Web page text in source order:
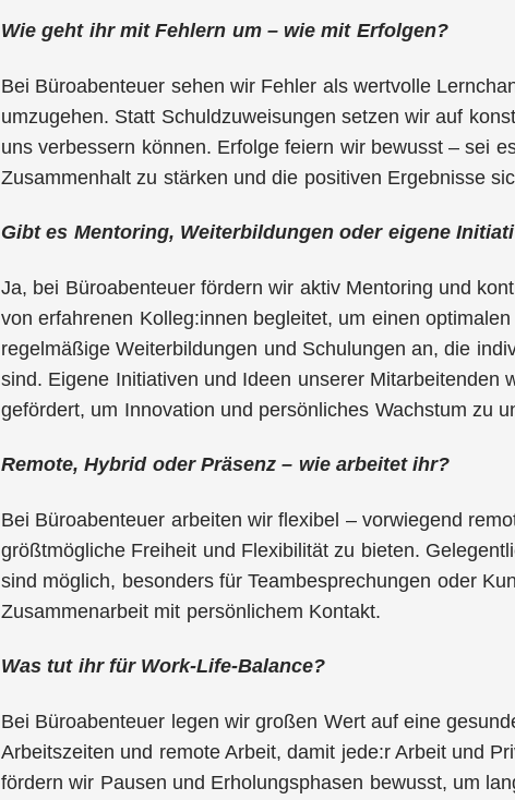
Wie geht ihr mit Fehlern um – wie mit Erfolgen?
Bei Büroabenteuer sehen wir Fehler als wertvolle
umzugehen. Statt Schuldzuweisungen setzen wir auf
uns verbessern können. Erfolge feiern wir bewusst – sei
Zusammenhalt zu stärken und die positiven Ergebnisse
Gibt es Mentoring, Weiterbildungen oder eigene
Ja, bei Büroabenteuer fördern wir aktiv Mentoring und
von erfahrenen Kolleg:innen begleitet, um einen
regelmäßige Weiterbildungen und Schulungen an, die
sind. Eigene Initiativen und Ideen unserer
gefördert, um Innovation und persönliches Wachstum zu
Remote, Hybrid oder Präsenz – wie arbeitet ihr?
Bei Büroabenteuer arbeiten wir flexibel – vorwiegend
größtmögliche Freiheit und Flexibilität zu bieten.
sind möglich, besonders für Teambesprechungen oder
Zusammenarbeit mit persönlichem Kontakt.
Was tut ihr für Work-Life-Balance?
Bei Büroabenteuer legen wir großen Wert auf eine
Arbeitszeiten und remote Arbeit, damit jede:r Arbeit und
fördern wir Pausen und Erholungsphasen bewusst, um